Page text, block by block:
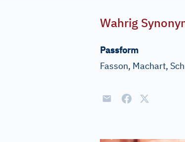
Wahrig
Passform
Fasson, Machart,